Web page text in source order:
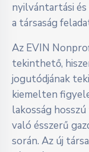
nyilvántartási
a társaság
Az EVIN
tekinthető,
jogutódjának
kiemelten
lakosság
való ésszerű
során. Az új